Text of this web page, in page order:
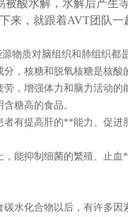
被酸水解，水解后产生
来，就跟着AVT团队一
物质对脑组织和肺组织都
，核糖和脱氧核糖是核酸
，增强体力和脑力活动的
糖高的食品。
有提高肝的**能力、促进
能抑制细菌的繁殖、止血
水化合物以后，有许多因